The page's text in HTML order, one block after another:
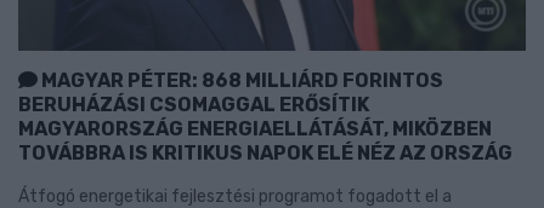
MAGYAR PÉTER: 868 MILLIÁRD FORINTOS
BERUHÁZÁSI CSOMAGGAL ERŐSÍTIK
MAGYARORSZÁG ENERGIAELLÁTÁSÁT, MIKÖZBEN
TOVÁBBRA IS KRITIKUS NAPOK ELÉ NÉZ AZ ORSZÁG
Átfogó energetikai fejlesztési programot fogadott el a